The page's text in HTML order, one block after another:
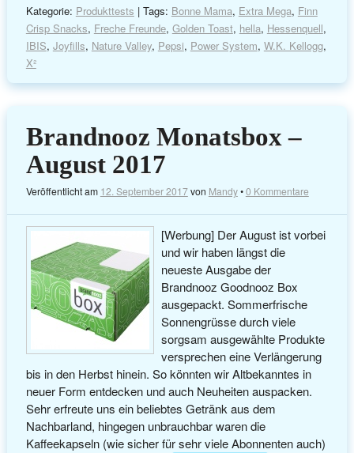
Kategorie: Produkttests | Tags: Bonne Mama, Extra Mega, Finn
Crisp Snacks, Freche Freunde, Golden Toast, hella, Hessenquell,
IBIS, Joyfills, Nature Valley, Pepsi, Power System, W.K. Kellogg,
X²
Brandnooz Monatsbox –
August 2017
Veröffentlicht am 12. September 2017von Mandy•0 Kommentare
[Werbung] Der August ist vorbei
und wir haben längst die
neueste Ausgabe der
Brandnooz Goodnooz Box
ausgepackt. Sommerfrische
Sonnengrüsse durch viele
sorgsam ausgewählte Produkte
versprechen eine Verlängerung
bis in den Herbst hinein. So könnten wir Altbekanntes in
neuer Form entdecken und auch Neuheiten auspacken.
Sehr erfreute uns ein beliebtes Getränk aus dem
Nachbarland, hingegen unbrauchbar waren die
Kaffeekapseln (wie sicher für sehr viele Abonnenten auch)